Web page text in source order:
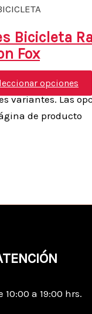
Bicicleta
Fox
opciones
variantes. Las
de producto
10:00 a 19:00 hrs.